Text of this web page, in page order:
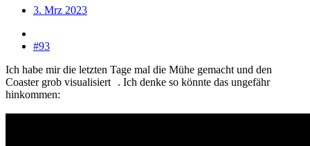
3. Mrz 2023
#93
Ich habe mir die letzten Tage mal die Mühe gemacht und den
Coaster grob visualisiert
. Ich denke so könnte das ungefähr
hinkommen: